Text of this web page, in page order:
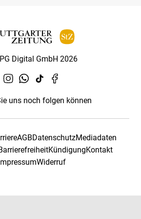
Digital GmbH 2026
uns noch folgen können
AGBDatenschutzMediadaten
KündigungKontakt
Widerruf